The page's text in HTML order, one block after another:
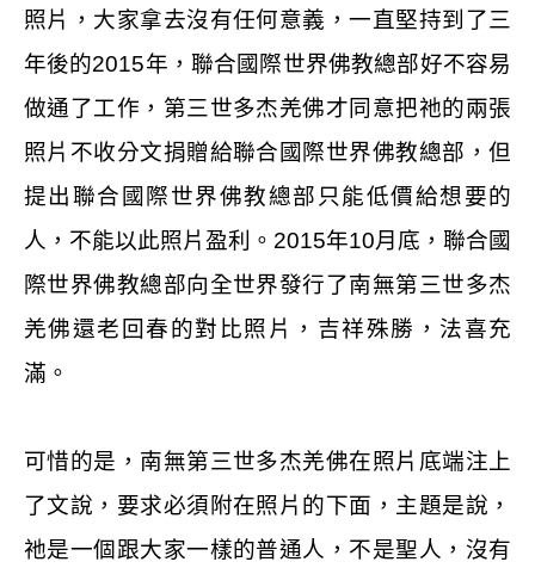
照片，大家拿去沒有任何意義，一直堅持到了三
年後的2015年，聯合國際世界佛教總部好不容易
做通了工作，第三世多杰羌佛才同意把祂的兩張
照片不收分文捐贈給聯合國際世界佛教總部，但
提出聯合國際世界佛教總部只能低價給想要的
人，不能以此照片盈利。 2015年10月底，聯合國
際世界佛教總部向全世界發行了南無第三世多杰
羌佛還老回春的對比照片，吉祥殊勝，法喜充
滿。
可惜的是，南無第三世多杰羌佛在照片底端注上
了文說，要求必須附在照片的下面，主題是說，
祂是一個跟大家一樣的普通人，不是聖人，沒有